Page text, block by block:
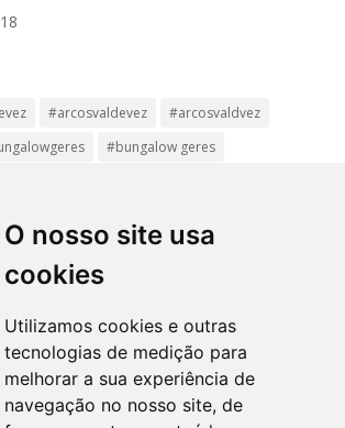
O nosso site usa
cookies
Utilizamos cookies e outras
tecnologias de medição para
melhorar a sua experiência de
navegação no nosso site, de
#arcosvaldevez
#arcosvaldvez
#bungalow geres
#passadiçosdovez
#penedageres
#religião
#turismorural
#vianadocastelo
Arcos de Valdevez.
Arcos Valdevez
aventura
Caminhadas e Passeio
Caminho Minhoto Ribeiro